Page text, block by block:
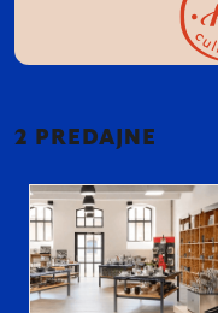
2 PREDAJNE